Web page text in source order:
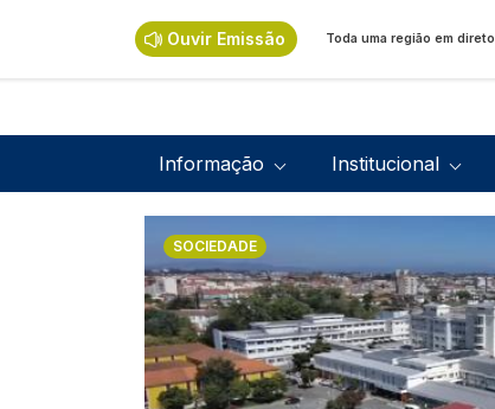
Ouvir Emissão Toda uma região em direto
Navegação principal
Informação Institucional
Imagem
SOCIEDADE